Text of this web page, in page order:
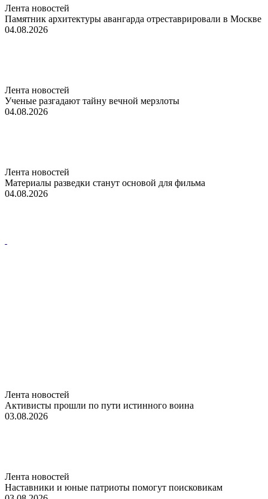
Лента новостей
Памятник архитектуры авангарда отреставрировали в Москве
04.08.2026
Лента новостей
Ученые разгадают тайну вечной мерзлоты
04.08.2026
Лента новостей
Материалы разведки станут основой для фильма
04.08.2026
Лента новостей
Активисты прошли по пути истинного воина
03.08.2026
Лента новостей
Наставники и юные патриоты помогут поисковикам